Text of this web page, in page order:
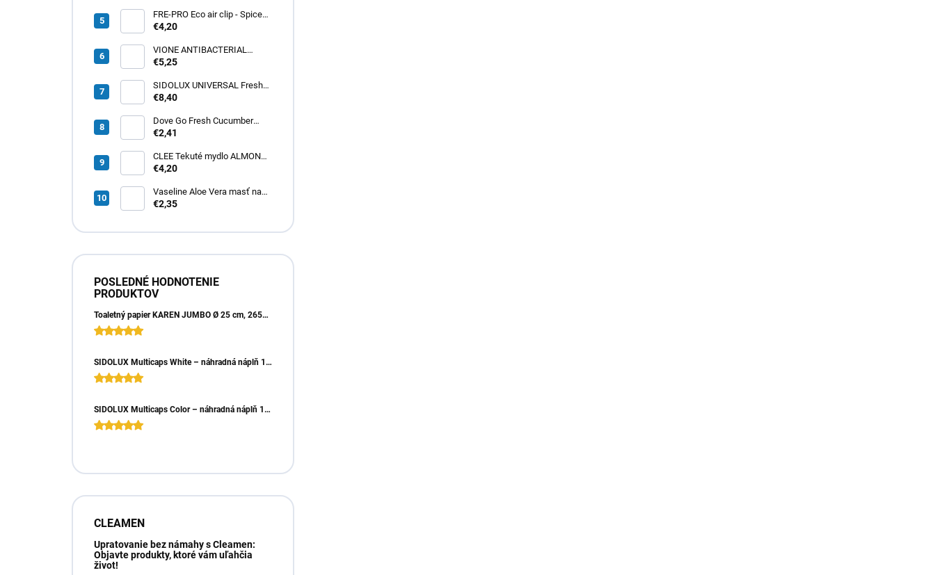
FRE-PRO Eco air clip - Spiced
Apple 1ks
€4,20
VIONE ANTIBACTERIAL
tekuté mydlo 5L
€5,25
SIDOLUX UNIVERSAL Fresh
Lemon 5L
€8,40
Dove Go Fresh Cucumber
dámsky roll-on 50ml
€2,41
CLEE Tekuté mydlo ALMOND
cream 5L
€4,20
Vaseline Aloe Vera masť na
pery 20g
€2,35
POSLEDNÉ HODNOTENIE
PRODUKTOV
Toaletný papier KAREN JUMBO Ø 25 cm, 265m, 2vrst. (6ks)
SIDOLUX Multicaps White – náhradná náplň 10ks
SIDOLUX Multicaps Color – náhradná náplň 10ks
CLEAMEN
Upratovanie bez námahy s Cleamen:
Objavte produkty, ktoré vám uľahčia
život!